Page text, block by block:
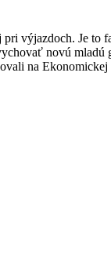
výjazdoch. Je to
novú mladú
na